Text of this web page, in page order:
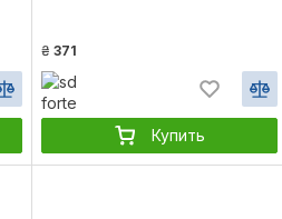
₴ 371
Купить